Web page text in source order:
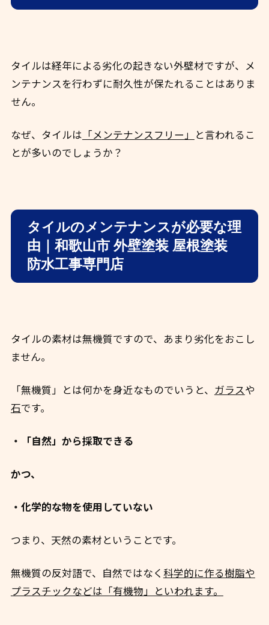
タイルは経年による劣化の起きない外壁材ですが、メ
ンテナンスを行わずに耐久性が保たれることはありま
せん。
なぜ、タイルは 「メンテナンスフリー」 と言われるこ
とが多いのでしょうか？
タイルのメンテナンスが必要な理
由｜和歌山市 外壁塗装 屋根塗装
防水工事専門店
タイルの素材は無機質ですので、あまり劣化をおこし
ません。
「無機質」とは何かを身近なものでいうと、 ガラスや
石です。
・「自然」から採取できる
かつ、
・化学的な物を使用していない
つまり、天然の素材ということです。
無機質の反対語で、自然ではなく 科学的に作る樹脂や
プラスチックなどは「有機物」といわれます。